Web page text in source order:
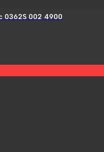
0362S 002 4900